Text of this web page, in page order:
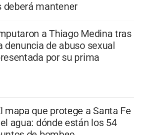
deberá mantener
a Thiago Medina tras
denuncia de abuso sexual
por su prima
mapa que protege a Santa Fe
agua: dónde están los 54